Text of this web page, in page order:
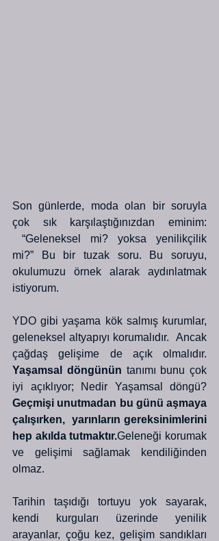
Son günlerde, moda olan bir soruyla
çok sık karşılaştığınızdan eminim:
“Geleneksel mi? yoksa yenilikçilik
mi?” Bu bir tuzak soru. Bu soruyu,
okulumuzu örnek alarak aydınlatmak
istiyorum.
YDO gibi yaşama kök salmış kurumlar,
geleneksel altyapıyı korumalıdır.  Ancak
Yaşamsal döngünün tanımı bunu çok
iyi açıklıyor; Nedir Yaşamsal döngü?
Geçmişi unutmadan bu günü aşmaya
çalışırken,  yarınların gereksinimlerini
hep akılda tutmaktır.Geleneği korumak
ve gelişimi sağlamak kendiliğinden
olmaz.
Tarihin taşıdığı tortuyu yok sayarak,
kendi kurguları üzerinde yenilik
arayanlar, çoğu kez, gelişim sandıkları